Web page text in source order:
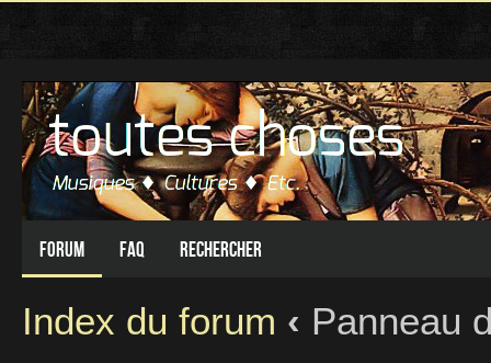
Forum FAQ Rechercher
Index du forum ‹ Panneau